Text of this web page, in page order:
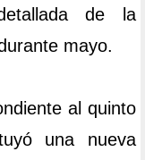
de la
mayo.
al quinto
una nueva